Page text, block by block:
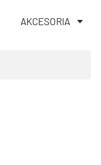
AKCESORIA